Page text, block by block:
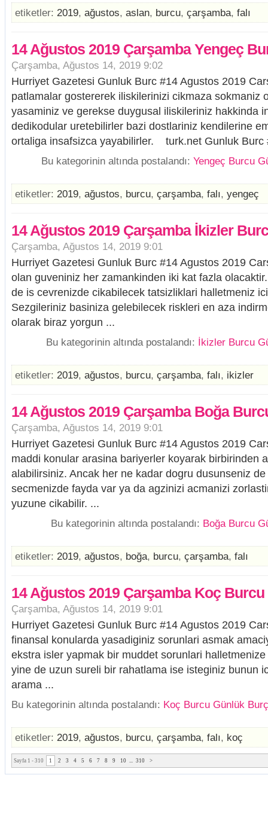
etiketler: 2019, ağustos, aslan, burcu, çarşamba, falı
14 Ağustos 2019 Çarşamba Yengeç
Çarşamba, Ağustos 14, 2019 9:02
Hurriyet Gazetesi Gunluk Burc #14 Agustos 2019
patlamalar gostererek iliskilerinizi cikmaza sokmaniz
yasaminiz ve gerekse duygusal iliskileriniz hakkinda
dedikodular uretebilirler bazi dostlariniz kendilerine
ortaliga insafsizca yayabilirler. turk.net Gunluk Burc
Bu kategorinin altında postalandı: Yengeç Burcu
etiketler: 2019, ağustos, burcu, çarşamba, falı, yengeç
14 Ağustos 2019 Çarşamba İkizler
Çarşamba, Ağustos 14, 2019 9:01
Hurriyet Gazetesi Gunluk Burc #14 Agustos 2019
olan guveniniz her zamankinden iki kat fazla
de is cevrenizde cikabilecek tatsizliklari halletmeniz
Sezgileriniz basiniza gelebilecek riskleri en aza
olarak biraz yorgun ...
Bu kategorinin altında postalandı: İkizler Burcu
etiketler: 2019, ağustos, burcu, çarşamba, falı, i̇kizler
14 Ağustos 2019 Çarşamba Boğa
Çarşamba, Ağustos 14, 2019 9:01
Hurriyet Gazetesi Gunluk Burc #14 Agustos 2019
maddi konular arasina bariyerler koyarak birbirinden
alabilirsiniz. Ancak her ne kadar dogru dusunseniz
secmenizde fayda var ya da agzinizi acmanizi
yuzune cikabilir. ...
Bu kategorinin altında postalandı: Boğa Burcu
etiketler: 2019, ağustos, boğa, burcu, çarşamba, falı
14 Ağustos 2019 Çarşamba Koç Burcu
Çarşamba, Ağustos 14, 2019 9:01
Hurriyet Gazetesi Gunluk Burc #14 Agustos 2019
finansal konularda yasadiginiz sorunlari asmak
ekstra isler yapmak bir muddet sorunlari
yine de uzun sureli bir rahatlama ise isteginiz bunun
arama ...
Bu kategorinin altında postalandı: Koç Burcu Günlük
etiketler: 2019, ağustos, burcu, çarşamba, falı, koç
Sayfa 1 - 310 1 2 3 4 5 6 7 8 9 10 ... 310 >